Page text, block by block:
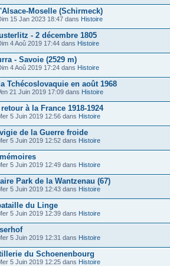
Moselle (Schirmeck)
15 Jan 2023 18:47 dans Histoire
- 2 décembre 1805
4 Aoû 2019 17:44 dans Histoire
- Savoie (2529 m)
4 Aoû 2019 17:24 dans Histoire
Tchécoslovaquie en août 1968
21 Juin 2019 17:09 dans Histoire
à la France 1918-1924
5 Juin 2019 12:56 dans Histoire
de la Guerre froide
5 Juin 2019 12:52 dans Histoire
5 Juin 2019 12:49 dans Histoire
Park de la Wantzenau (67)
5 Juin 2019 12:43 dans Histoire
du Linge
5 Juin 2019 12:39 dans Histoire
5 Juin 2019 12:31 dans Histoire
du Schoenenbourg
5 Juin 2019 12:25 dans Histoire